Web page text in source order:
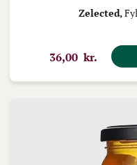
Zelected,
36,00 kr.